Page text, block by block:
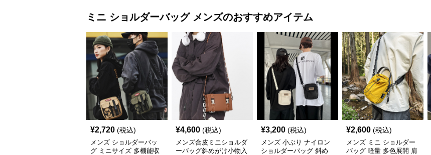
ミニ ショルダーバッグ メンズのおすすめアイテム
¥2,720 (税込)
メンズ ショルダーバッ
グ ミニサイズ 多機能収
¥4,600 (税込)
メンズ合皮ミニショルダ
ーバッグ斜めがけ小物入
¥3,200 (税込)
メンズ 小ぶり ナイロン
ショルダーバッグ 斜め
¥2,600 (税込)
メンズ ミニ ショルダー
バッグ 軽量 多色展開 肩